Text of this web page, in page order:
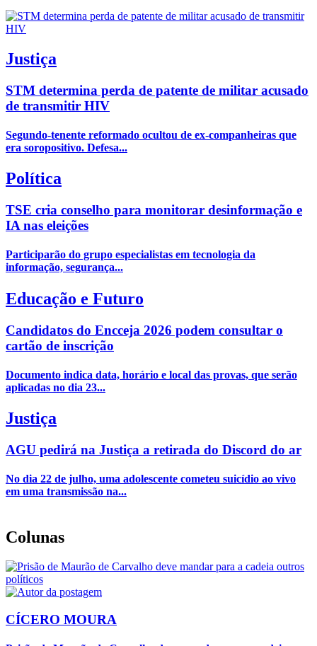
Justiça
STM determina perda de patente de militar acusado
de transmitir HIV
Segundo-tenente reformado ocultou de ex-companheiras que
era soropositivo. Defesa...
Política
TSE cria conselho para monitorar desinformação e
IA nas eleições
Participarão do grupo especialistas em tecnologia da
informação, segurança...
Educação e Futuro
Candidatos do Encceja 2026 podem consultar o
cartão de inscrição
Documento indica data, horário e local das provas, que serão
aplicadas no dia 23...
Justiça
AGU pedirá na Justiça a retirada do Discord do ar
No dia 22 de julho, uma adolescente cometeu suicídio ao vivo
em uma transmissão na...
Colunas
CÍCERO MOURA